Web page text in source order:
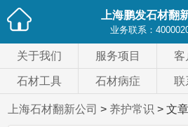
上海鹏发石材翻
业务联系：
关于我们 服务项目 客
石材工具 石材病症 联
上海石材翻新公司 > 养护常识 > 文